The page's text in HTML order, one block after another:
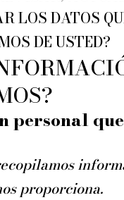
LOS DATOS
DE USTED?
personal
proporciona.